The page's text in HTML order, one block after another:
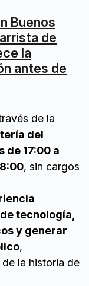
Buenos
de
la
antes de
de la
del
de 17:00 a
, sin cargos
tecnología,
y generar
,
la historia de